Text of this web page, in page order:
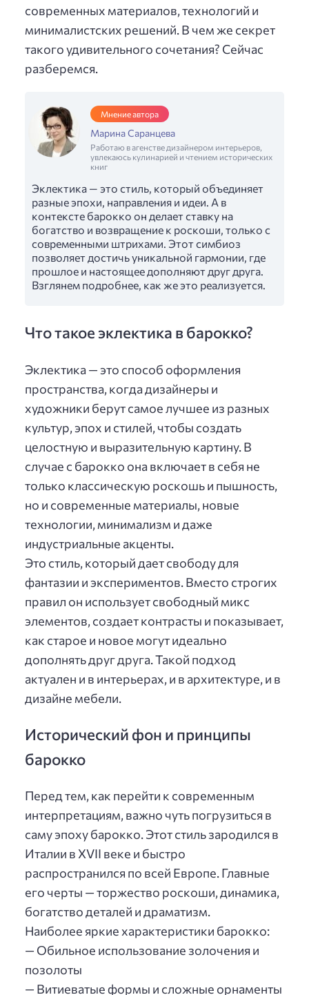
современных материалов, технологий и
минималистских решений. В чем же секрет
такого удивительного сочетания? Сейчас
разберемся.
Мнение автора
Марина Саранцева
Работаю в агенстве дизайнером интерьеров,
увлекаюсь кулинарией и чтением исторических
книг
Эклектика — это стиль, который объединяет
разные эпохи, направления и идеи. А в
контексте барокко он делает ставку на
богатство и возвращение к роскоши, только с
современными штрихами. Этот симбиоз
позволяет достичь уникальной гармонии, где
прошлое и настоящее дополняют друг друга.
Взглянем подробнее, как же это реализуется.
Что такое эклектика в барокко?
Эклектика — это способ оформления
пространства, когда дизайнеры и
художники берут самое лучшее из разных
культур, эпох и стилей, чтобы создать
целостную и выразительную картину. В
случае с барокко она включает в себя не
только классическую роскошь и пышность,
но и современные материалы, новые
технологии, минимализм и даже
индустриальные акценты.
Это стиль, который дает свободу для
фантазии и экспериментов. Вместо строгих
правил он использует свободный микс
элементов, создает контрасты и показывает,
как старое и новое могут идеально
дополнять друг друга. Такой подход
актуален и в интерьерах, и в архитектуре, и в
дизайне мебели.
Исторический фон и принципы
барокко
Перед тем, как перейти к современным
интерпретациям, важно чуть погрузиться в
саму эпоху барокко. Этот стиль зародился в
Италии в XVII веке и быстро
распространился по всей Европе. Главные
его черты — торжество роскоши, динамика,
богатство деталей и драматизм.
Наиболее яркие характеристики барокко:
— Обильное использование золочения и
позолоты
— Витиеватые формы и сложные орнаменты